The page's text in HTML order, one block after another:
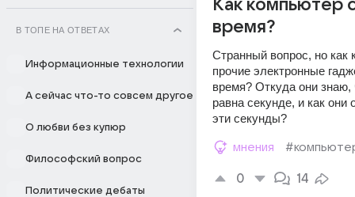
В ТОПЕ НА ОТВЕТАХ
Информационные технологии
А сейчас что-то совсем другое
О любви без купюр
Философский вопрос
Политические дебаты
Как компьютер
время?
Странный вопрос, но как
прочие электронные
время? Откуда они знаю,
равна секунде, и как они
эти секунды?
мнения
0 14